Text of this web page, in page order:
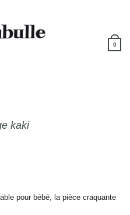
0
kaki
pour bébé, la pièce craquante